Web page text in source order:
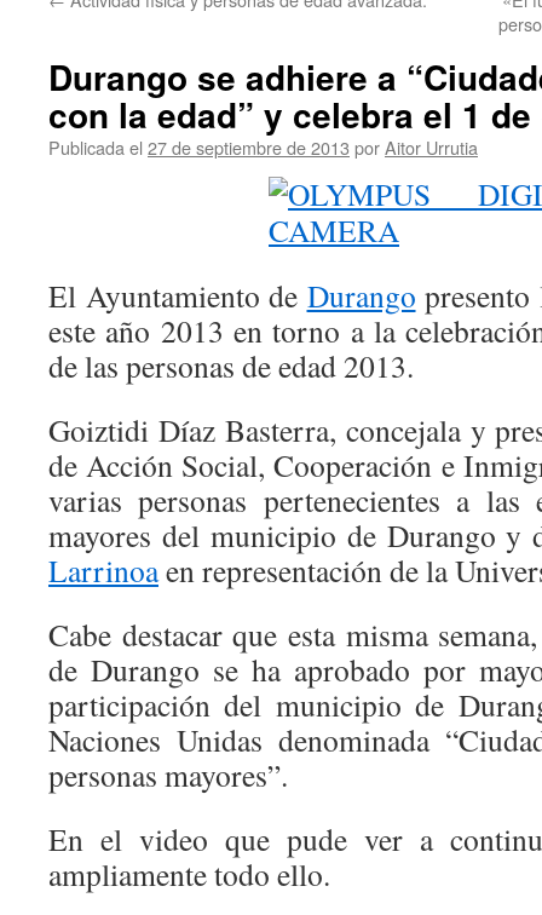
Durango se adhiere a
con la edad” y celebra el 1
Publicada el 27 de septiembre de 2013 porAitor Urrutia
El Ayuntamiento de Durango presento
este año 2013 en torno a la
de las personas de edad 2013.
Goiztidi Díaz Basterra, concejala y
de Acción Social, Cooperación e
varias personas pertenecientes a las
mayores del municipio de Durango y
Larrinoaen representación de la
Cabe destacar que esta misma
de Durango se ha aprobado por
participación del municipio de
Naciones Unidas denominada
personas mayores”.
En el video que pude ver a
ampliamente todo ello.